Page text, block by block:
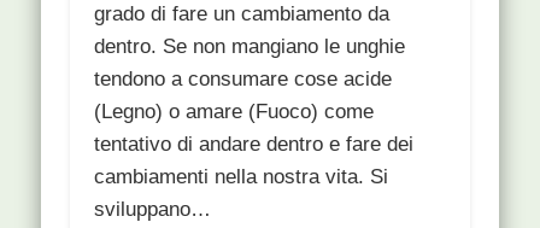
grado di fare un cambiamento da
dentro. Se non mangiano le unghie
tendono a consumare cose acide
(Legno) o amare (Fuoco) come
tentativo di andare dentro e fare dei
cambiamenti nella nostra vita. Si
sviluppano…